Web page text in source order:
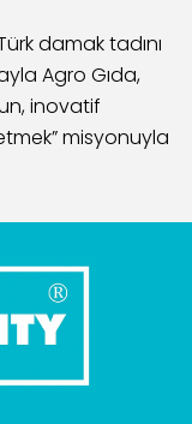
damak tadını
Agro Gıda,
inovatif
misyonuyla